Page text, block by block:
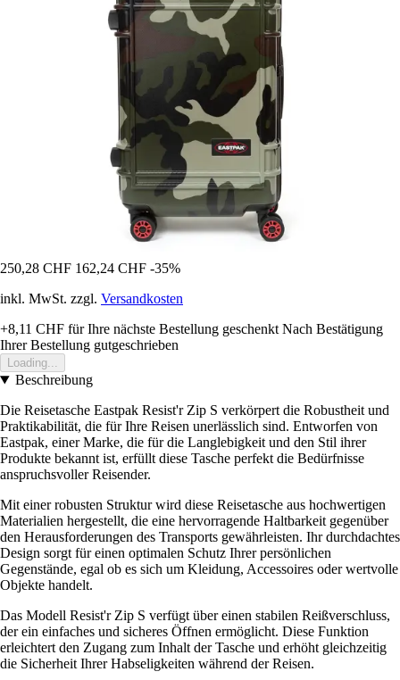
250,28 CHF 162,24 CHF -35%
inkl. MwSt. zzgl. Versandkosten
+8,11 CHF für Ihre nächste Bestellung geschenkt Nach Bestätigung
Ihrer Bestellung gutgeschrieben
Loading...
Beschreibung
Die Reisetasche Eastpak Resist'r Zip S verkörpert die Robustheit und
Praktikabilität, die für Ihre Reisen unerlässlich sind. Entworfen von
Eastpak, einer Marke, die für die Langlebigkeit und den Stil ihrer
Produkte bekannt ist, erfüllt diese Tasche perfekt die Bedürfnisse
anspruchsvoller Reisender.
Mit einer robusten Struktur wird diese Reisetasche aus hochwertigen
Materialien hergestellt, die eine hervorragende Haltbarkeit gegenüber
den Herausforderungen des Transports gewährleisten. Ihr durchdachtes
Design sorgt für einen optimalen Schutz Ihrer persönlichen
Gegenstände, egal ob es sich um Kleidung, Accessoires oder wertvolle
Objekte handelt.
Das Modell Resist'r Zip S verfügt über einen stabilen Reißverschluss,
der ein einfaches und sicheres Öffnen ermöglicht. Diese Funktion
erleichtert den Zugang zum Inhalt der Tasche und erhöht gleichzeitig
die Sicherheit Ihrer Habseligkeiten während der Reisen.